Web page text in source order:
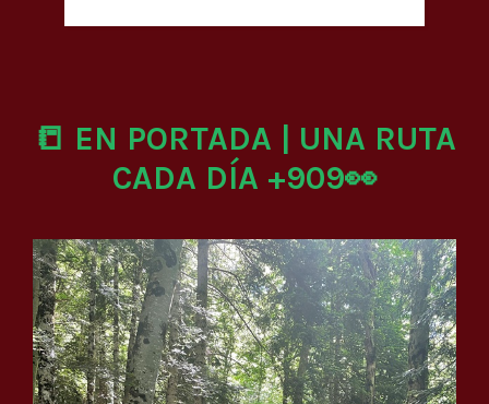
📒 EN PORTADA | UNA RUTA
CADA DÍA +909👀